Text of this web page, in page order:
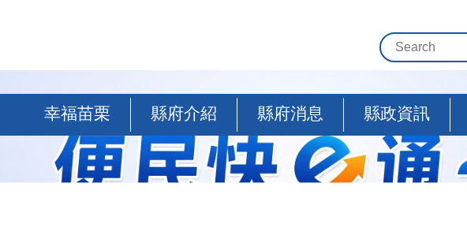
幸福苗栗 縣府介紹 縣府消息 縣政資訊